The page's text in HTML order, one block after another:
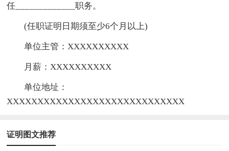
任_____________职务。
(任职证明日期须至少6个月以上)
单位主管：XXXXXXXXXX
月薪：XXXXXXXXXX
单位地址：
XXXXXXXXXXXXXXXXXXXXXXXXXXXXX
证明图文推荐